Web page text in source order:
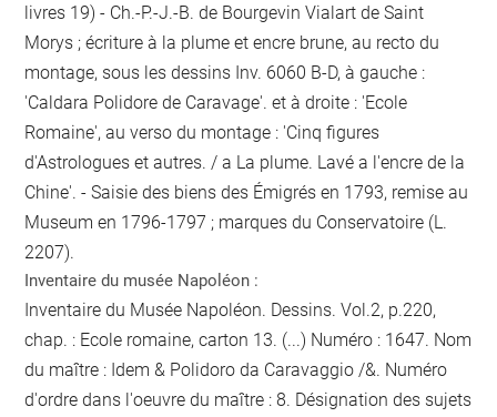
livres 19) - Ch.-P.-J.-B. de Bourgevin Vialart de Saint
Morys ; écriture à la plume et encre brune, au recto du
montage, sous les dessins Inv. 6060 B-D, à gauche :
'Caldara Polidore de Caravage'. et à droite : 'Ecole
Romaine', au verso du montage : 'Cinq figures
d'Astrologues et autres. / a La plume. Lavé a l'encre de la
Chine'. - Saisie des biens des Émigrés en 1793, remise au
Museum en 1796-1797 ; marques du Conservatoire (L.
2207).
Inventaire du musée Napoléon :
Inventaire du Musée Napoléon. Dessins. Vol.2, p.220,
chap. : Ecole romaine, carton 13. (...) Numéro : 1647. Nom
du maître : Idem & Polidoro da Caravaggio /&. Numéro
d'ordre dans l'oeuvre du maître : 8. Désignation des sujets